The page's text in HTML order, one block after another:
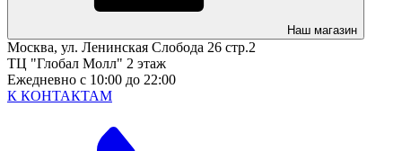
Наш магазин
Москва, ул. Ленинская Слобода 26 стр.2
ТЦ "Глобал Молл" 2 этаж
Ежедневно с 10:00 до 22:00
К КОНТАКТАМ